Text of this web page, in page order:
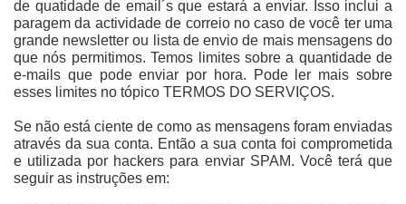
de quatidade de email´s que estará a enviar.
Isso inclui a
paragem da actividade de correio no caso de você ter uma
grande newsletter ou lista de envio de mais mensagens do
que nós permitimos.Temos limites sobre a quantidade de
e-mails que pode enviar por hora.
Pode ler mais sobre
esses limites no tópico TERMOS DO SERVIÇOS.
Se não está ciente de como as mensagens foram enviadas
através da sua conta. Então a sua conta foi comprometida
e utilizada por hackers para enviar SPAM. Você terá que
seguir as instruções em: